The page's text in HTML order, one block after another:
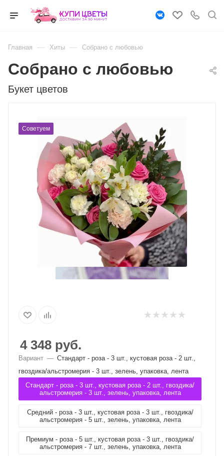
Главная — Хиты — Собрано с любовью
Букет цветов
Собрано с любовью
Советуем
4 348 руб.
Вариант — Стандарт - роза - 3 шт., кустовая роза - 2 шт.,
гвоздика/альстромерия - 3 шт., зелень, упаковка, лента
Стандарт - роза - 3 шт., кустовая роза - 2 шт., гвоздика/
альстромерия - 3 шт., зелень, упаковка, лента
Средний - роза - 3 шт., кустовая роза - 3 шт., гвоздика/
альстромерия - 5 шт., зелень, упаковка, лента
Премиум - роза - 5 шт., кустовая роза - 3 шт., гвоздика/
альстромерия - 7 шт., зелень, упаковка, лента